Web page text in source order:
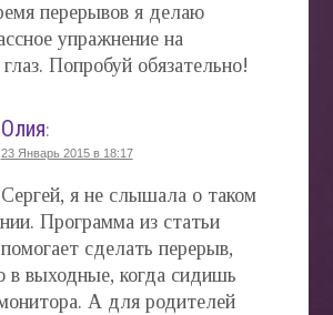
перерывов я делаю
упражнение на
Попробуй обязательно!
Олия:
23 Январь 2015 в 18:17
Сергей, я не слышала о таком
Программа из статьи
сделать перерыв,
в выходные, когда сидишь
А для родителей